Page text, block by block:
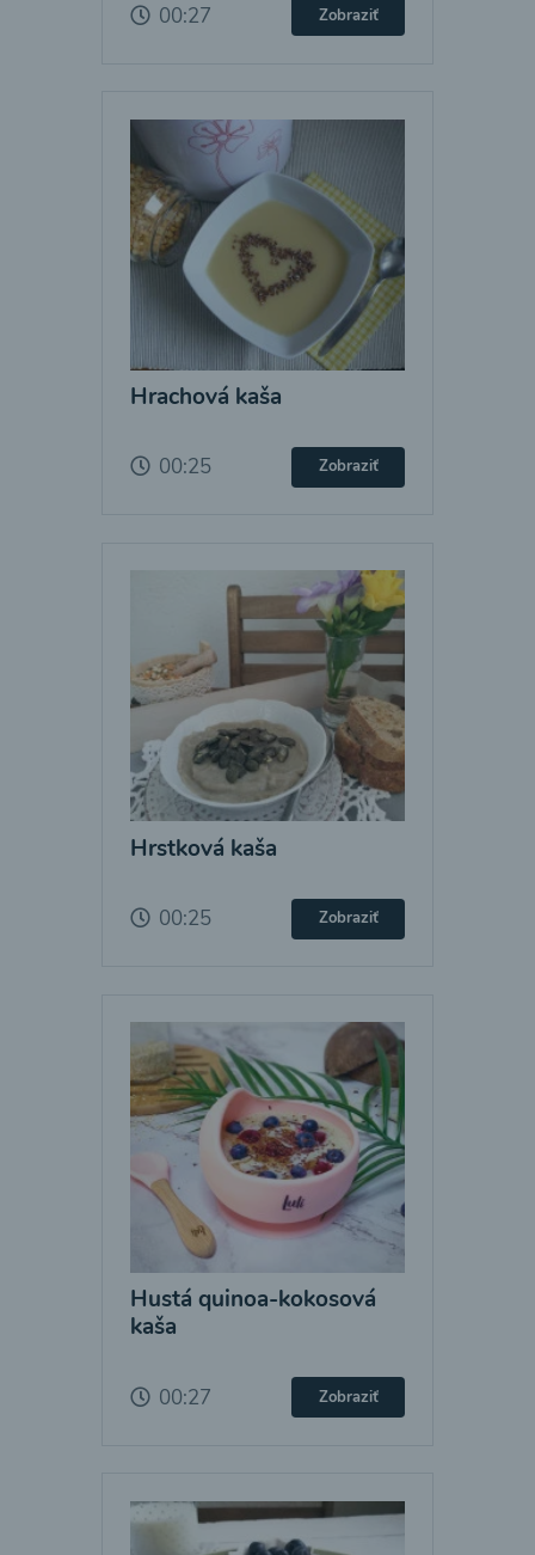
00:27 Zobraziť
Hrachová kaša
00:25 Zobraziť
Hrstková kaša
00:25 Zobraziť
Hustá quinoa-kokosová
kaša
00:27 Zobraziť